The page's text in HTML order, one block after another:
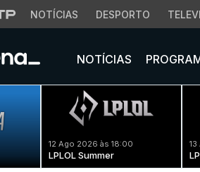
NOTÍCIAS DESPORTO
NOTÍCIAS
12 Ago 2026 às 18:00
LPLOL Summer